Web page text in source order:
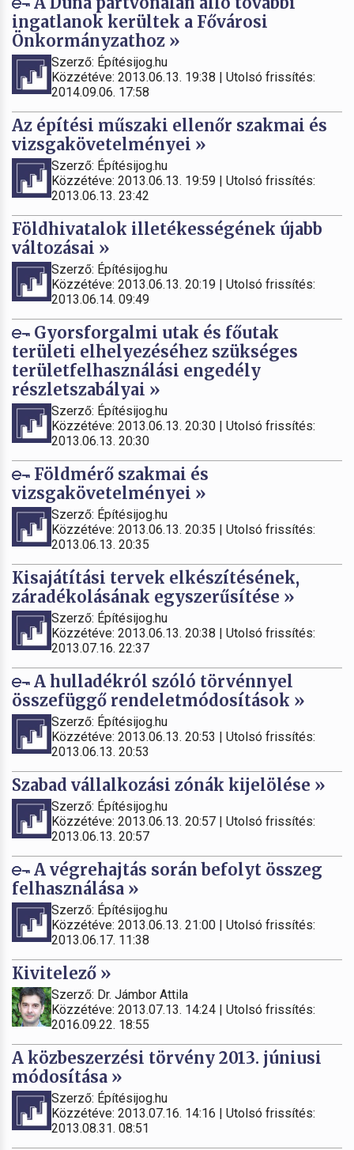
ingatlanok kerültek a Fővárosi
Önkormányzathoz »
Szerző: Építésijog.hu
Közzétéve: 2013.06.13. 19:38 | Utolsó frissítés:
2014.09.06. 17:58
Az építési műszaki ellenőr szakmai és
vizsgakövetelményei »
Szerző: Építésijog.hu
Közzétéve: 2013.06.13. 19:59 | Utolsó frissítés:
2013.06.13. 23:42
Földhivatalok illetékességének újabb
változásai »
Szerző: Építésijog.hu
Közzétéve: 2013.06.13. 20:19 | Utolsó frissítés:
2013.06.14. 09:49
Gyorsforgalmi utak és főutak
területi elhelyezéséhez szükséges
területfelhasználási engedély
részletszabályai »
Szerző: Építésijog.hu
Közzétéve: 2013.06.13. 20:30 | Utolsó frissítés:
2013.06.13. 20:30
Földmérő szakmai és
vizsgakövetelményei »
Szerző: Építésijog.hu
Közzétéve: 2013.06.13. 20:35 | Utolsó frissítés:
2013.06.13. 20:35
Kisajátítási tervek elkészítésének,
záradékolásának egyszerűsítése »
Szerző: Építésijog.hu
Közzétéve: 2013.06.13. 20:38 | Utolsó frissítés:
2013.07.16. 22:37
A hulladékról szóló törvénnyel
összefüggő rendeletmódosítások »
Szerző: Építésijog.hu
Közzétéve: 2013.06.13. 20:53 | Utolsó frissítés:
2013.06.13. 20:53
Szabad vállalkozási zónák kijelölése »
Szerző: Építésijog.hu
Közzétéve: 2013.06.13. 20:57 | Utolsó frissítés:
2013.06.13. 20:57
A végrehajtás során befolyt összeg
felhasználása »
Szerző: Építésijog.hu
Közzétéve: 2013.06.13. 21:00 | Utolsó frissítés:
2013.06.17. 11:38
Kivitelező »
Szerző: Dr. Jámbor Attila
Közzétéve: 2013.07.13. 14:24 | Utolsó frissítés:
2016.09.22. 18:55
A közbeszerzési törvény 2013. júniusi
módosítása »
Szerző: Építésijog.hu
Közzétéve: 2013.07.16. 14:16 | Utolsó frissítés:
2013.08.31. 08:51